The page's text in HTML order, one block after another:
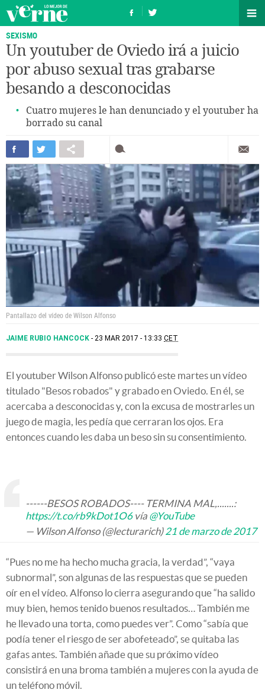
SEXISMO
Un youtuber de Oviedo irá a juicio
por abuso sexual tras grabarse
besando a desconocidas
Cuatro mujeres le han denunciado y el youtuber ha
borrado su canal
Pantallazo del vídeo de Wilson Alfonso
JAIME RUBIO HANCOCK 23 MAR 2017 - 13:33 CET
El youtuber Wilson Alfonso publicó este martes un vídeo
titulado "Besos robados" y grabado en Oviedo. En él, se
acercaba a desconocidas y, con la excusa de mostrarles un
juego de magia, les pedía que cerraran los ojos. Era
entonces cuando les daba un beso sin su consentimiento.
------BESOS ROBADOS---- TERMINA MAL,.......:
https://t.co/rb9kDot1O6vía @YouTube
— Wilson Alfonso (@lecturarich)21 de marzo de 2017
“Pues no me ha hecho mucha gracia, la verdad”, “vaya
subnormal”, son algunas de las respuestas que se pueden
oír en el vídeo. Alfonso lo cierra asegurando que “ha salido
muy bien, hemos tenido buenos resultados… También me
he llevado una torta, como puedes ver”. Como “sabía que
podía tener el riesgo de ser abofeteado”, se quitaba las
gafas antes. También añade que su próximo vídeo
consistirá en una broma también a mujeres con la ayuda de
un teléfono móvil.